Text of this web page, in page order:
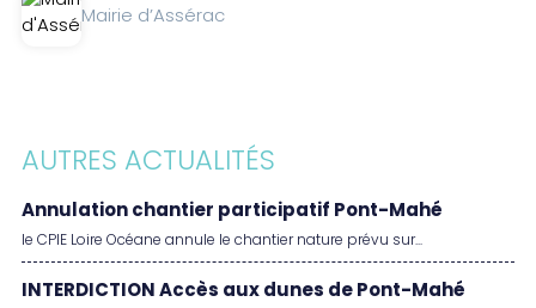
Mairie d’Assérac
AUTRES ACTUALITÉS
Annulation chantier participatif Pont-Mahé
le CPIE Loire Océane annule le chantier nature prévu sur...
INTERDICTION Accès aux dunes de Pont-Mahé